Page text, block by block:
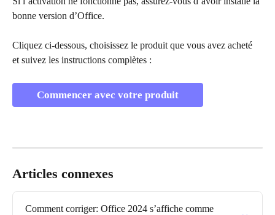
bonne version d’Office.
Cliquez ci-dessous, choisissez le produit que vous avez acheté
et suivez les instructions complètes :
Commencer avec votre produit
Articles connexes
Comment corriger: Office 2024 s’affiche comme